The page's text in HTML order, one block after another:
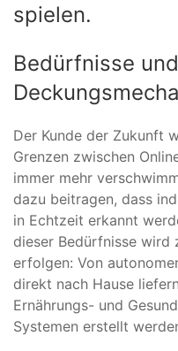
spielen.
Bedürfnisse und
Der Kunde der Zukunft
Grenzen zwischen
immer mehr
dazu beitragen, dass
in Echtzeit erkannt
dieser Bedürfnisse wird
erfolgen: Von
direkt nach Hause
Ernährungs- und
Systemen erstellt